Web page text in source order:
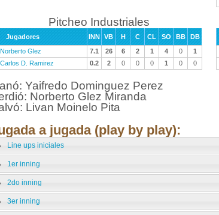
Pitcheo Industriales
Jugadores INN VB H C CL SO BB
DB
Norberto Glez
7.1 26 6 2 1 4 0
1
Carlos D. Ramirez
0.2 2 0 0 0 1 0 0
Yaifredo Dominguez Perez
Norberto Glez Miranda
Livan Moinelo Pita
a jugada (play by play):
Line ups iniciales
1er inning
2do inning
3er inning